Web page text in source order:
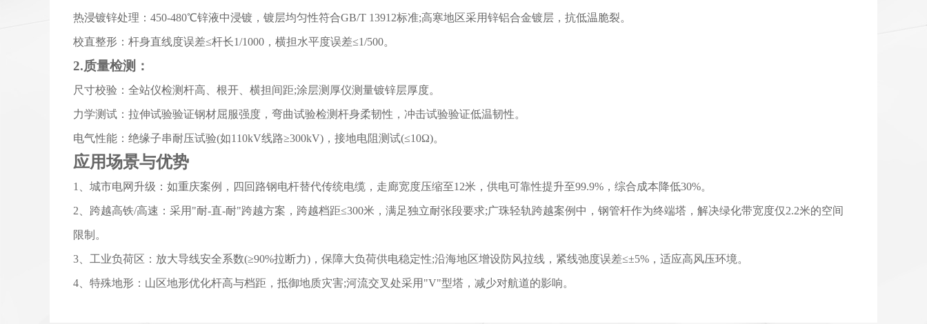
热浸镀锌处理：450-480℃锌液中浸镀，镀层均匀性符合GB/T 13912标准;高寒地区采用锌铝合金镀层，抗低温脆裂。
校直整形：杆身直线度误差≤杆长1/1000，横担水平度误差≤1/500。
2.质量检测：
尺寸校验：全站仪检测杆高、根开、横担间距;涂层测厚仪测量镀锌层厚度。
力学测试：拉伸试验验证钢材屈服强度，弯曲试验检测杆身柔韧性，冲击试验验证低温韧性。
电气性能：绝缘子串耐压试验(如110kV线路≥300kV)，接地电阻测试(≤10Ω)。
应用场景与优势
1、城市电网升级：如重庆案例，四回路钢电杆替代传统电缆，走廊宽度压缩至12米，供电可靠性提升至99.9%，综合成本降低30%。
2、跨越高铁/高速：采用"耐-直-耐"跨越方案，跨越档距≤300米，满足独立耐张段要求;广珠轻轨跨越案例中，钢管杆作为终端塔，解决绿化带宽度仅2.2米的空间
限制。
3、工业负荷区：放大导线安全系数(≥90%拉断力)，保障大负荷供电稳定性;沿海地区增设防风拉线，紧线弛度误差≤±5%，适应高风压环境。
4、特殊地形：山区地形优化杆高与档距，抵御地质灾害;河流交叉处采用"V"型塔，减少对航道的影响。